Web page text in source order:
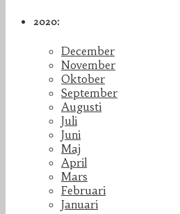
2020:
December
November
Oktober
September
Augusti
Juli
Juni
Maj
April
Mars
Februari
Januari